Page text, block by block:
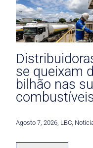
se queixam
bilhão nas
Agosto 7, 2026 LBC